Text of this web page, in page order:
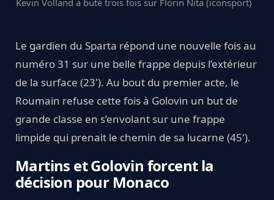
Kevin Volland a buté trois fois sur Florin Nita (iconsport)
Le gardien du Sparta répond une nouvelle fois au
numéro 31 sur une belle frappe depuis l’extérieur
de la surface (23'). Au bout du premier acte, le
Roumain refuse cette fois à Golovin un but de
grande classe en s’envolant sur une frappe
limpide qui prenait le chemin de sa lucarne (45').
Martins et Golovin forcent la
décision pour Monaco